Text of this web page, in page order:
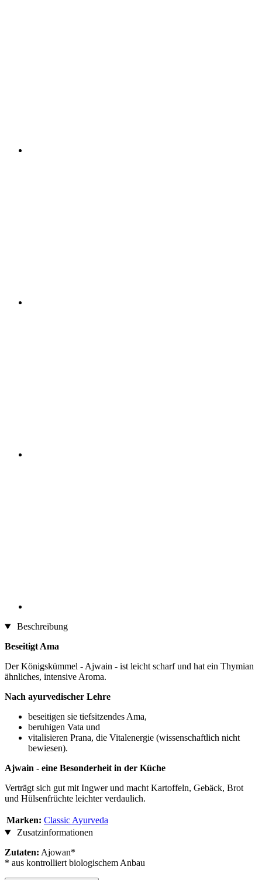
Beschreibung
Beseitigt Ama
Der Königskümmel - Ajwain - ist leicht scharf und hat ein Thymian
ähnliches, intensive Aroma.
Nach ayurvedischer Lehre
beseitigen sie tiefsitzendes Ama,
beruhigen Vata und
vitalisieren Prana, die Vitalenergie (wissenschaftlich nicht
bewiesen).
Ajwain - eine Besonderheit in der Küche
Verträgt sich gut mit Ingwer und macht Kartoffeln, Gebäck, Brot
und Hülsenfrüchte leichter verdaulich.
Marken: Classic Ayurveda
Zusatzinformationen
Zutaten: Ajowan*
* aus kontrolliert biologischem Anbau